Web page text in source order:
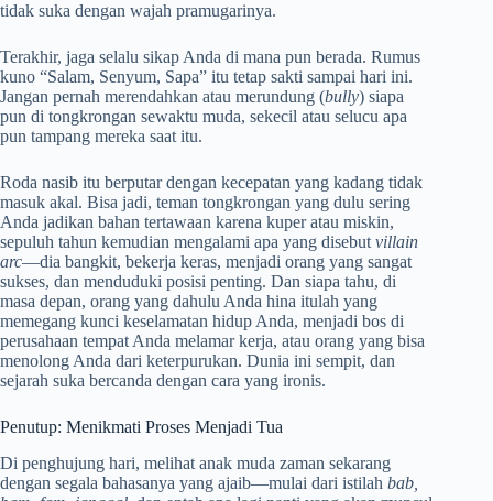
tidak suka dengan wajah pramugarinya.
Terakhir, jaga selalu sikap Anda di mana pun berada. Rumus
kuno “Salam, Senyum, Sapa” itu tetap sakti sampai hari ini.
Jangan pernah merendahkan atau merundung (bully) siapa
pun di tongkrongan sewaktu muda, sekecil atau selucu apa
pun tampang mereka saat itu.
Roda nasib itu berputar dengan kecepatan yang kadang tidak
masuk akal. Bisa jadi, teman tongkrongan yang dulu sering
Anda jadikan bahan tertawaan karena kuper atau miskin,
sepuluh tahun kemudian mengalami apa yang disebutvillain
arc—dia bangkit, bekerja keras, menjadi orang yang sangat
sukses, dan menduduki posisi penting. Dan siapa tahu, di
masa depan, orang yang dahulu Anda hina itulah yang
memegang kunci keselamatan hidup Anda, menjadi bos di
perusahaan tempat Anda melamar kerja, atau orang yang bisa
menolong Anda dari keterpurukan. Dunia ini sempit, dan
sejarah suka bercanda dengan cara yang ironis.
Penutup: Menikmati Proses Menjadi Tua
Di penghujung hari, melihat anak muda zaman sekarang
dengan segala bahasanya yang ajaib—mulai dari istilah bab,